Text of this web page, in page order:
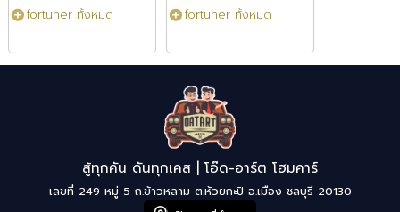
fortuner ทั้งหมด fortuner ทั้งหมด
สู้ทุกคัน ดันทุกเคส | โอ๊ด-อาร์ต โฮมคาร์
เลขที่ 249 หมู่ 5 ถ.ข้าวหลาม ต.ห้วยกะปิ อ.เมือง ชลบุรี 20130